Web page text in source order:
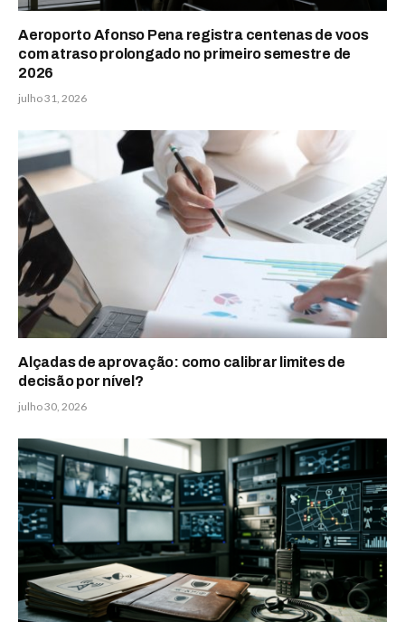
Aeroporto Afonso Pena registra centenas de voos
com atraso prolongado no primeiro semestre de
2026
julho 31, 2026
Alçadas de aprovação: como calibrar limites de
decisão por nível?
julho 30, 2026